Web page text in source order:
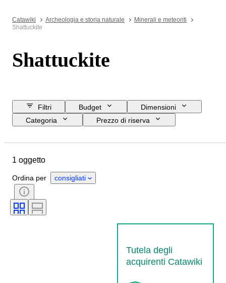
Catawiki Archeologia e storia naturale
Minerali e meteoriti
Shattuckite
Shattuckite
Filtri Budget
Dimensioni
Categoria
Prezzo di riserva
Minerale
1 oggetto
Ordina per consigliati
Tutela degli
acquirenti Catawiki